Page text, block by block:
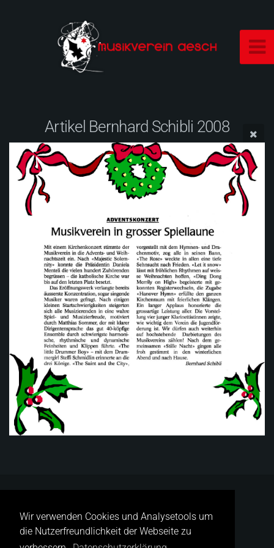
Wir verwenden Cookies und Analysetools um
die Nutzerfreundlichkeit der Webseite zu
Artikel Bernhard Schibli 2008